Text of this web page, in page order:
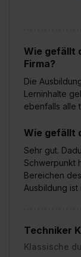
Wie gefällt
Firma?
Die
Lerninhalte
ebenfalls alle
Wie gefällt
Sehr gut.
Schwerpunkt
Bereichen
Ausbildung
Techniker
Klassische